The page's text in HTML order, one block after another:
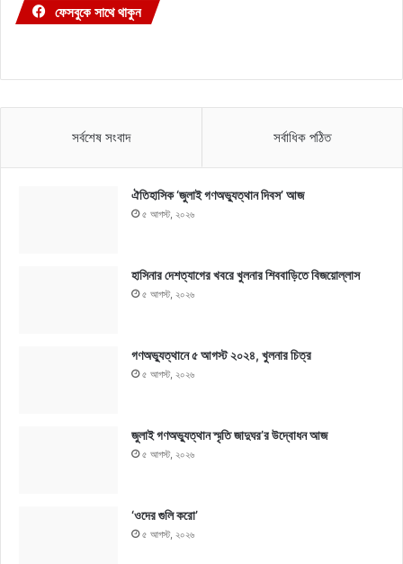
ফেসবুকে সাথে থাকুন
সর্বশেষ সংবাদ সর্বাধিক পঠিত
ঐতিহাসিক ‘জুলাই গণঅভ্যুত্থান দিবস’ আজ
৫ আগস্ট, ২০২৬
হাসিনার দেশত্যাগের খবরে খুলনার শিববাড়িতে বিজয়োল্লাস
৫ আগস্ট, ২০২৬
গণঅভ্যুত্থানে ৫ আগস্ট ২০২৪, খুলনার চিত্র
৫ আগস্ট, ২০২৬
জুলাই গণঅভ্যুত্থান স্মৃতি জাদুঘর’র উদ্বোধন আজ
৫ আগস্ট, ২০২৬
‘ওদের গুলি করো’
৫ আগস্ট, ২০২৬